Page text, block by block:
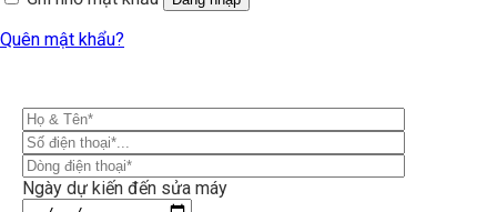
Quên mật khẩu?
Ngày dự kiến đến sửa máy